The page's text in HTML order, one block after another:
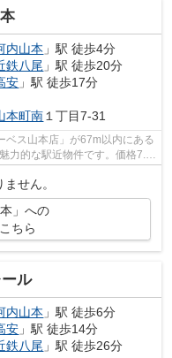
内山本 」駅 徒歩4分
鉄八尾 」駅 徒歩20分
安 」駅 徒歩17分
本町南 １丁目7-31
ベス山本店」が67m以内にある
力的な駅近物件です。価格7.5
せん。
」への
ちら
ル
内山本 」駅 徒歩6分
安 」駅 徒歩14分
鉄八尾 」駅 徒歩26分